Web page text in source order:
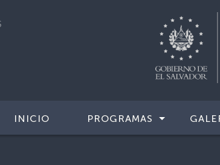
INICIO PROGRAMAS